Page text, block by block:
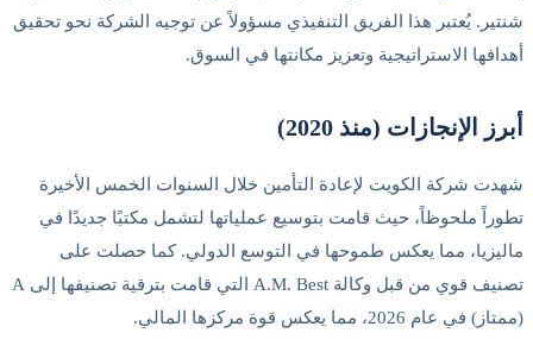
شنتير. يُعتبر هذا الفريق التنفيذي مسؤولاً عن توجيه الشركة نحو تحقيق
أهدافها الاستراتيجية وتعزيز مكانتها في السوق.
أبرز الإنجازات (منذ 2020)
شهدت شركة الكويت لإعادة التأمين خلال السنوات الخمس الأخيرة
تطوراً ملحوظاً، حيث قامت بتوسيع عملياتها لتشمل مكتبًا جديدًا في
ماليزيا، مما يعكس طموحها في التوسع الدولي. كما حصلت على
تصنيف قوي من قبل وكالة A.M. Best التي قامت بترقية تصنيفها إلى A
(ممتاز) في عام 2026، مما يعكس قوة مركزها المالي.